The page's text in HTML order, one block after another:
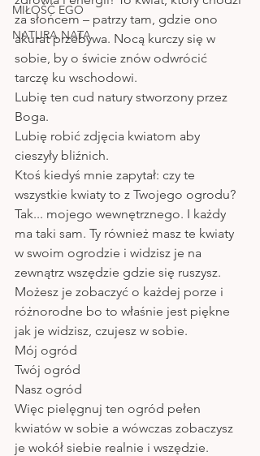
MIŁOŚĆ EGO
NATURA NATA
za słońcem – patrzy tam, gdzie ono
akurat przebywa. Nocą kurczy się w
sobie, by o świcie znów odwrócić
tarczę ku wschodowi.
Lubię ten cud natury stworzony przez
Boga.
Lubię robić zdjęcia kwiatom aby
cieszyły bliźnich.
Ktoś kiedyś mnie zapytał: czy te
wszystkie kwiaty to z Twojego ogrodu?
Tak... mojego wewnętrznego. I każdy
ma taki sam. Ty również masz te kwiaty
w swoim ogrodzie i widzisz je na
zewnątrz wszędzie gdzie się ruszysz.
Możesz je zobaczyć o każdej porze i
różnorodne bo to właśnie jest piękne
jak je widzisz, czujesz w sobie.
Mój ogród
Twój ogród
Nasz ogród
Więc pielęgnuj ten ogród pełen
kwiatów w sobie a wówczas zobaczysz
je wokół siebie realnie i wszędzie.